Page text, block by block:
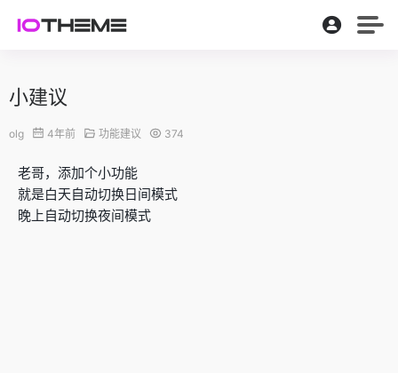
小建议
olg 4年前 功能建议 374
老哥，添加个小功能
就是白天自动切换日间模式
晚上自动切换夜间模式